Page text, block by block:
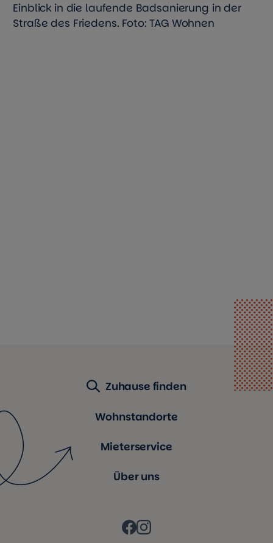
Einblick in die laufende Badsanierung in der
Straße des Friedens. Foto: TAG Wohnen
Zuhause finden
Wohnstandorte
Mieterservice
Über uns